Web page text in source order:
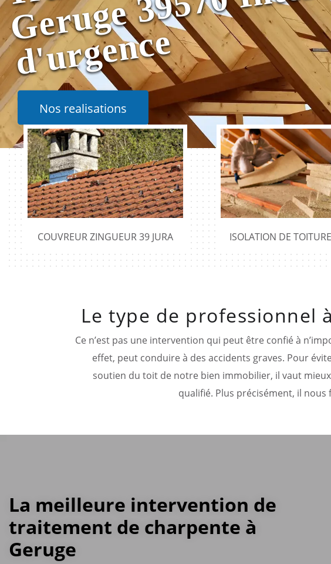
e
Nos realisations
COUVREUR ZINGUEUR 39 JURA ISOLATION DE
Le type de professionnel
Ce n’est pas une intervention qui peut être confié à
effet, peut conduire à des accidents graves. Pour
soutien du toit de notre bien immobilier, il vaut
qualifié. Plus précisément, il
La meilleure intervention de
traitement de charpente à
Geruge